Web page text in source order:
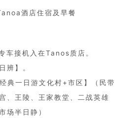
酒店住宿及早餐
车接机入在Tanos质店。
辨】。
典一日游文化村+市区】（民带
、王陵、王家教堂、二战英雄
场半日静）